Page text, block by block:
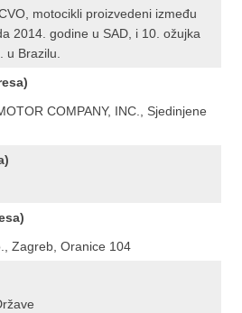
motocikli proizvedeni između
2014. godine u SAD, i 10. ožujka
u Brazilu.
COMPANY, INC., Sjedinjene
Zagreb, Oranice 104